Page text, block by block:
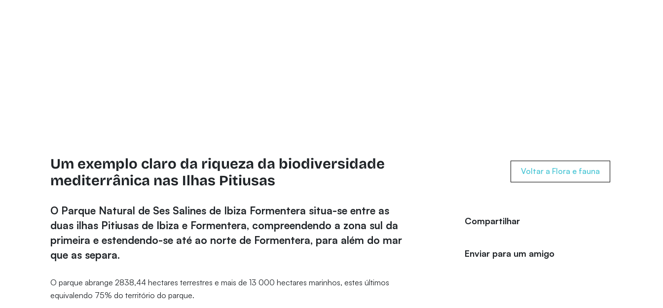
Um exemplo claro da riqueza da biodiversidade
mediterrânica nas Ilhas Pitiusas
O Parque Natural de Ses Salines de Ibiza Formentera situa-se entre as
duas ilhas Pitiusas de Ibiza e Formentera, compreendendo a zona sul da
primeira e estendendo-se até ao norte de Formentera, para além do mar
que as separa.
O parque abrange 2838,44 hectares terrestres e mais de 13 000 hectares marinhos, estes últimos
equivalendo 75% do território do parque.
Voltar a Flora e fauna
Compartilhar
Enviar para um amigo